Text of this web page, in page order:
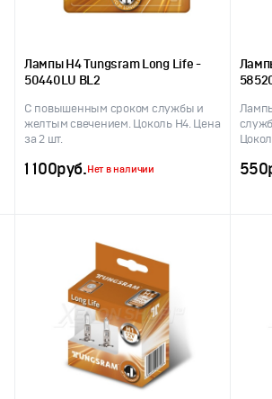
Лампы H4 Tungsram Long Life -
50440LU BL2
С повышенным сроком службы и
желтым свечением. Цоколь H4. Цена
за 2 шт.
1 100руб.Нет в наличии 550